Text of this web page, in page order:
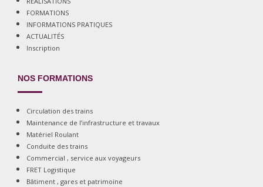
FORMATIONS
INFORMATIONS PRATIQUES
ACTUALITÉS
Inscription
NOS FORMATIONS
Circulation des trains
Maintenance de l’infrastructure et travaux
Matériel Roulant
Conduite des trains
Commercial , service aux voyageurs
FRET Logistique
Bâtiment , gares et patrimoine